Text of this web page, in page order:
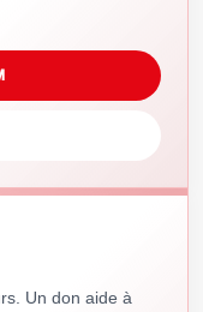
Un don aide à